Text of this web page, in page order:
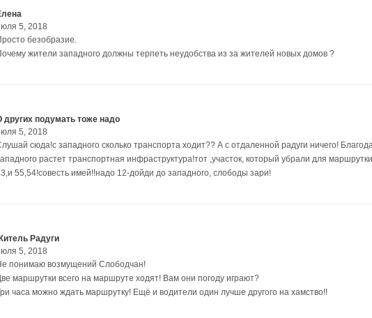
5, 2018
безобразие.
жители западного должны терпеть неудобства из за жителей новых домов ?
других подумать тоже надо
5, 2018
сюда!с западного сколько транспорта ходит?? А с отдаленной радуги ничего!
растет транспортная инфраструктура!тот ,участок, который убрали для
55,54!совесть имей!!надо 12-дойди до западного, слободы зари!
Радуги
5, 2018
понимаю возмущений Слободчан!
маршрутки всего на маршруте ходят! Вам они погоду играют?
часа можно ждать маршрутку! Ещё и водители один лучше другого на хамство!!